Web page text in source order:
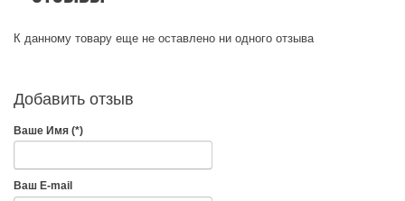
К данному товару еще не оставлено ни одного отзыва
Добавить отзыв
Ваше Имя (*)
Ваш E-mail